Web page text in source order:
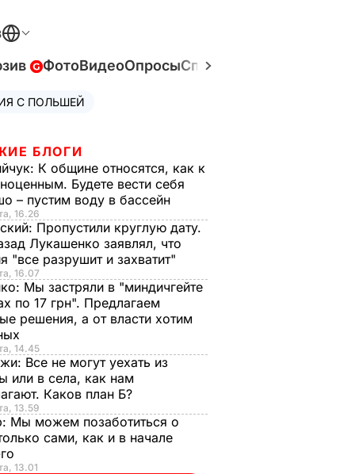
ФотоВидеоОпросыСпецпроекты
С ПОЛЬШЕЙ
БЛОГИ
К общине относятся, как к
Будете вести себя
– пустим воду в бассейн
16.26
Пропустили круглую дату.
Лукашенко заявлял, что
"все разрушит и захватит"
16.07
Мы застряли в "миндичгейте
по 17 грн". Предлагаем
решения, а от власти хотим
14.45
Все не могут уехать из
или в села, как нам
Каков план Б?
13.59
Мы можем позаботиться о
сами, как и в начале
13.01